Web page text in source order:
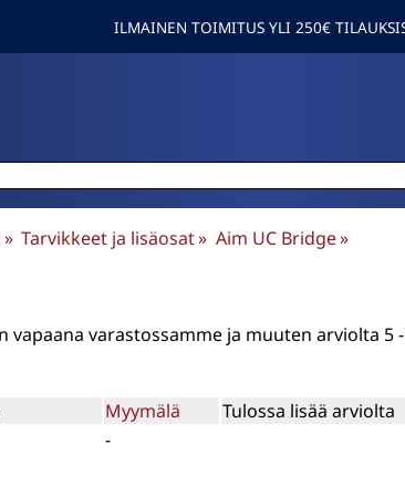
ILMAINEN TOIMITUS YLI 250€
‪» Tarvikkeet ja lisäosat‪» Aim UC Bridge‪»
vapaana varastossamme ja muuten arviolta 5
Myymälä Tulossa lisää arviolta
-